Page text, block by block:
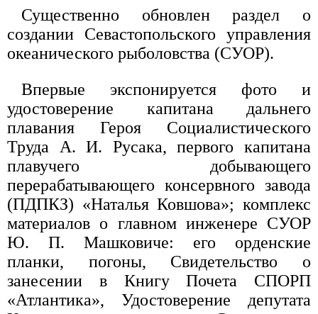
Существенно обновлен раздел о
создании Севастопольского управления
океанического рыболовства (СУОР).
Впервые экспонируется фото и
удостоверение капитана дальнего
плавания Героя Социалистического
Труда А. И. Русака, первого капитана
плавучего добывающего
перерабатывающего консервного завода
(ПДПКЗ) «Наталья Ковшова»; комплекс
материалов о главном инженере СУОР
Ю. П. Машковиче: его орденские
планки, погоны, Свидетельство о
занесении в Книгу Почета СПОРП
«Атлантика», Удостоверение депутата